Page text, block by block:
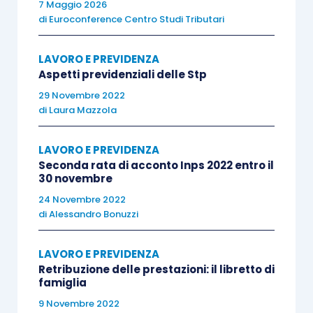
appalto,con subentro e riassunzione di
lavoratori impiegati nell’appalto per i quali i
precedenti datori di lavoro fruivano dell’esonero,
anche il nuovo datore di lavoro manterrà il
diritto al beneficio per il periodo residuo,
conto del precedente rapporto di lavoro.
L’esonero non è cumulabile
riduzionidelle aliquote di finanziamento previsti
dalla normativa vigente.
la Stabilità 2016la reintroduce, in via strutturale
(non era in vigore per il 2015): salva espressa
rinuncia scritta del lavoratore, sono soggetti a
7 Maggio 2026
di Euroconference Centro Studi Tributari
LAVORO E PREVIDENZA
Aspetti previdenziali delle Stp
29 Novembre 2022
di Laura Mazzola
LAVORO E PREVIDENZA
Seconda rata di acconto Inps 2022 entro il
30 novembre
24 Novembre 2022
diAlessandro Bonuzzi
LAVORO E PREVIDENZA
Retribuzione delle prestazioni: il libretto di
famiglia
9 Novembre 2022